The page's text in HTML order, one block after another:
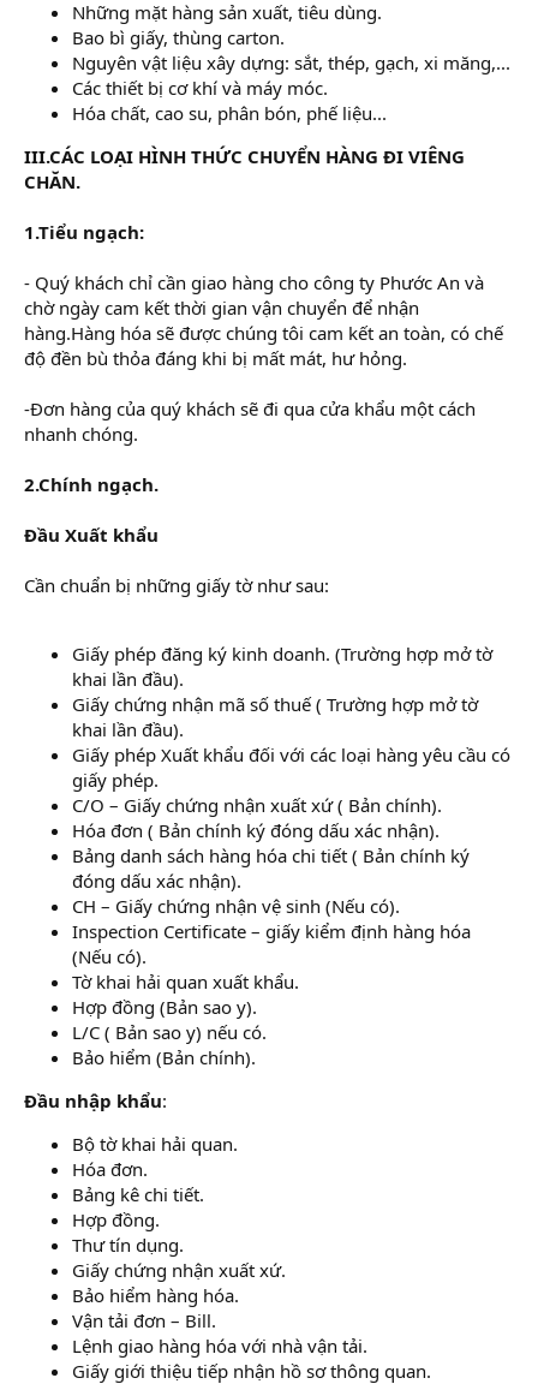
Những mặt hàng sản xuất, tiêu dùng.
Bao bì giấy, thùng carton.
Nguyên vật liệu xây dựng: sắt, thép, gạch, xi măng,...
Các thiết bị cơ khí và máy móc.
Hóa chất, cao su, phân bón, phế liệu...
III.CÁC LOẠI HÌNH THỨC CHUYỂN HÀNG ĐI VIÊNG
CHĂN.
1.Tiểu ngạch:
- Quý khách chỉ cần giao hàng cho công ty Phước An và
chờ ngày cam kết thời gian vận chuyển để nhận
hàng.Hàng hóa sẽ được chúng tôi cam kết an toàn, có chế
độ đền bù thỏa đáng khi bị mất mát, hư hỏng.
-Đơn hàng của quý khách sẽ đi qua cửa khẩu một cách
nhanh chóng.
2.Chính ngạch.
Đầu Xuất khẩu
Cần chuẩn bị những giấy tờ như sau:
Giấy phép đăng ký kinh doanh. (Trường hợp mở tờ
khai lần đầu).
Giấy chứng nhận mã số thuế ( Trường hợp mở tờ
khai lần đầu).
Giấy phép Xuất khẩu đối với các loại hàng yêu cầu có
giấy phép.
C/O – Giấy chứng nhận xuất xứ ( Bản chính).
Hóa đơn ( Bản chính ký đóng dấu xác nhận).
Bảng danh sách hàng hóa chi tiết ( Bản chính ký
đóng dấu xác nhận).
CH – Giấy chứng nhận vệ sinh (Nếu có).
Inspection Certificate – giấy kiểm định hàng hóa
(Nếu có).
Tờ khai hải quan xuất khẩu.
Hợp đồng (Bản sao y).
L/C ( Bản sao y) nếu có.
Bảo hiểm (Bản chính).
Đầu nhập khẩu:
Bộ tờ khai hải quan.
Hóa đơn.
Bảng kê chi tiết.
Hợp đồng.
Thư tín dụng.
Giấy chứng nhận xuất xứ.
Bảo hiểm hàng hóa.
Vận tải đơn – Bill.
Lệnh giao hàng hóa với nhà vận tải.
Giấy giới thiệu tiếp nhận hồ sơ thông quan.